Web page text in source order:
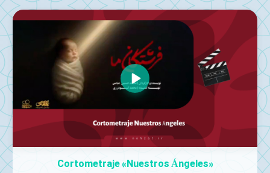
"Irán"